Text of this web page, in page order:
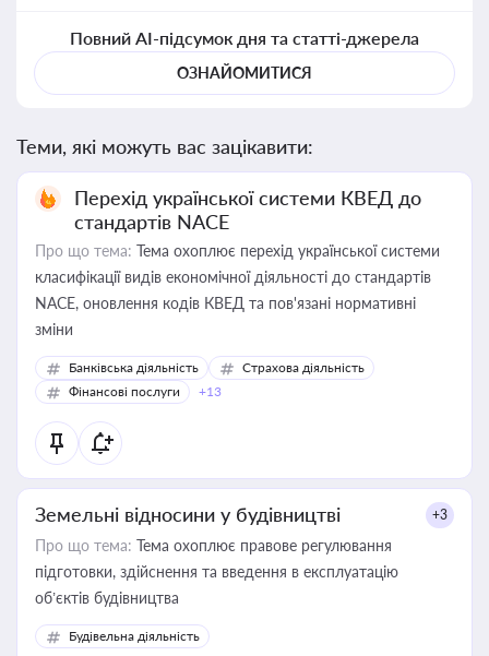
Повний AI-підсумок дня та статті-джерела
ОЗНАЙОМИТИСЯ
Теми, які можуть вас зацікавити:
Перехід української системи КВЕД до
стандартів NACE
Про що тема: Тема охоплює перехід української системи
класифікації видів економічної діяльності до стандартів
NACE, оновлення кодів КВЕД та пов'язані нормативні
зміни
Банківська діяльність
Страхова діяльність
Фінансові послуги
+13
Земельні відносини у будівництві +3
Про що тема: Тема охоплює правове регулювання
підготовки, здійснення та введення в експлуатацію
об’єктів будівництва
Будівельна діяльність